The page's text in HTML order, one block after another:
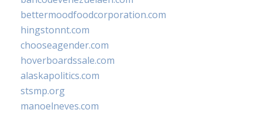
bettermoodfoodcorporation.com
hingstonnt.com
chooseagender.com
hoverboardssale.com
alaskapolitics.com
stsmp.org
manoelneves.com